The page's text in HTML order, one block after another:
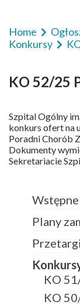
Home
Konkursy
Plany
Przetargi
KO
KO
KO 52/25
Szpital Ogólny
konkurs ofert na
Poradni Chorób
Dokumenty
Sekretariacie